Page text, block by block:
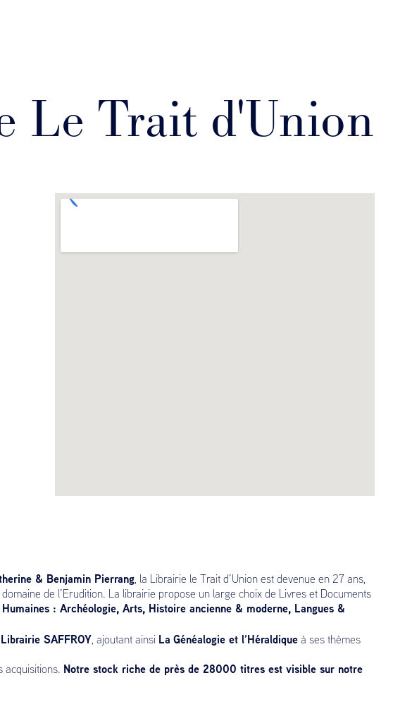
Le Trait d'Union
& Benjamin Pierrang, la Librairie le Trait d’Union est devenue en 27 ans,
de l’Erudition. La librairie propose un large choix de Livres et Documents
: Archéologie, Arts, Histoire ancienne & moderne, Langues &
Librairie SAFFROY, ajoutant ainsi La Généalogie et l’Héraldiqueà ses thèmes
acquisitions. Notre stock riche de près de 28000 titres est visible sur notre